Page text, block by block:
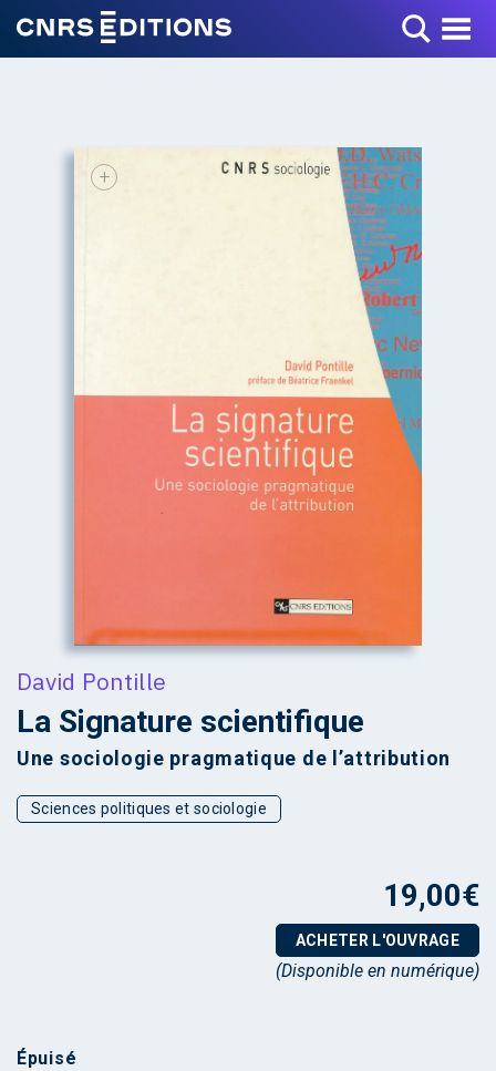
Toggle Menu
+
David Pontille
La Signature scientifique
Une sociologie pragmatique de l’attribution
Sciences politiques et sociologie
19,00€
ACHETER L'OUVRAGE
(Disponible en numérique)
Épuisé